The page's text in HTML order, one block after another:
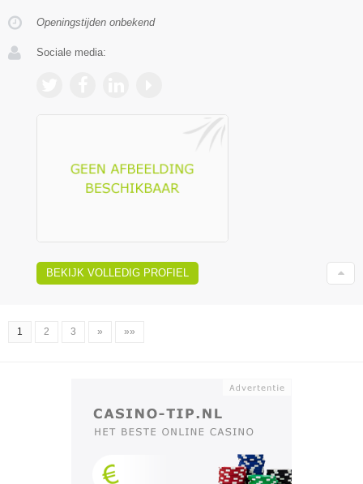
Openingstijden onbekend
Sociale media:
BEKIJK VOLLEDIG PROFIEL
1 2 3 » »»